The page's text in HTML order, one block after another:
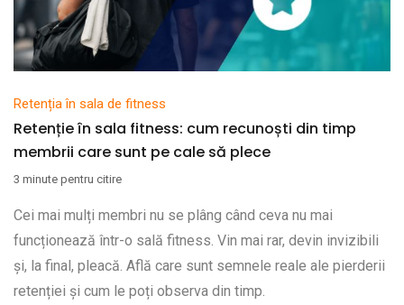
Retenția în sala de fitness
Retenție în sala fitness: cum recunoști din timp
membrii care sunt pe cale să plece
3 minute pentru citire
Cei mai mulți membri nu se plâng când ceva nu mai
funcționează într-o sală fitness. Vin mai rar, devin invizibili
și, la final, pleacă. Află care sunt semnele reale ale pierderii
retenției și cum le poți observa din timp.